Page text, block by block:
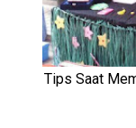
Tips Saat